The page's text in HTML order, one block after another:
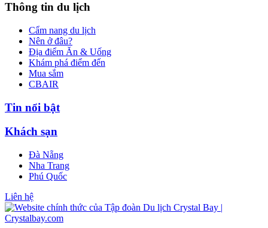
Thông tin du lịch
Cẩm nang du lịch
Nên ở đâu?
Địa điểm Ăn & Uống
Khám phá điểm đến
Mua sắm
CBAIR
Tin nổi bật
Khách sạn
Đà Nẵng
Nha Trang
Phú Quốc
Liên hệ